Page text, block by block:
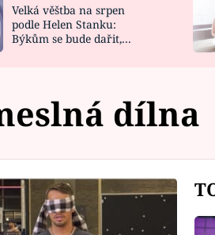
DESIGN
Velká věštba na srpen
podle Helen Stanku:
Býkům se bude dařit,
dílna